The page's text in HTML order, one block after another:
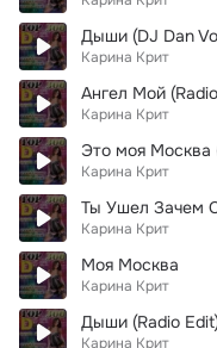
Дыши (DJ Dan
Карина Крит
Ангел Мой
Карина Крит
Это моя Москва
Карина Крит
Ты Ушел Зачем
Карина Крит
Моя Москва
Карина Крит
Дыши (Radio
Карина Крит